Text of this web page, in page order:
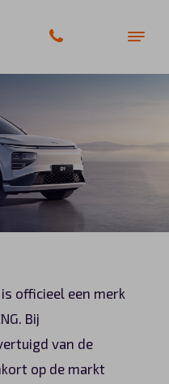
officieel een merk
Bij
van de
op de markt